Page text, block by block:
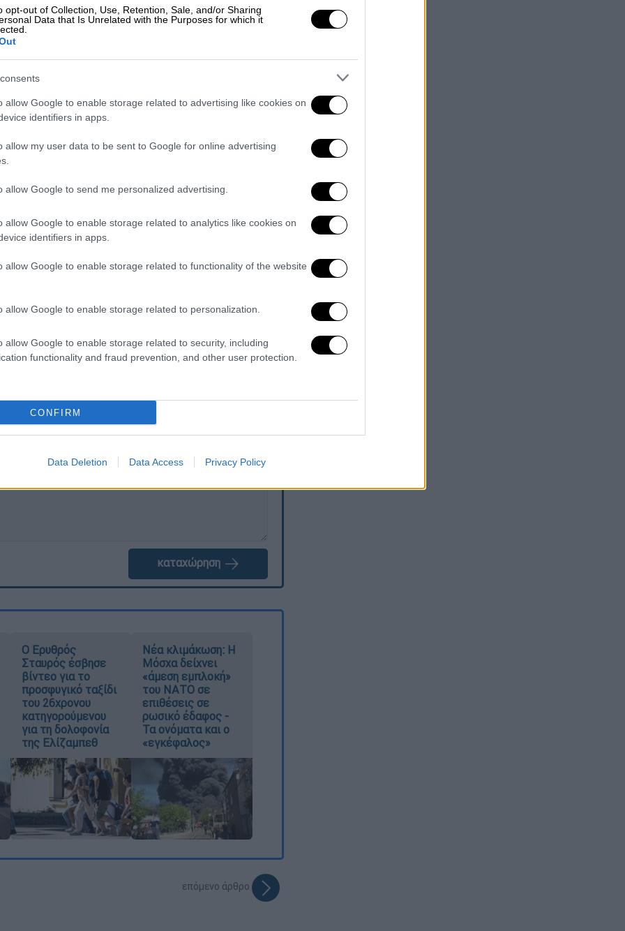
opt-out of Collection, Use, Retention, Sale, and/or Sharing
Data that Is Unrelated with the Purposes for which it
allow Google to enable storage related to advertising like cookies on
identifiers in apps.
allow my user data to be sent to Google for online advertising
allow Google to send me personalized advertising.
allow Google to enable storage related to analytics like cookies on
identifiers in apps.
allow Google to enable storage related to functionality of the website
allow Google to enable storage related to personalization.
allow Google to enable storage related to security, including
functionality and fraud prevention, and other user protection.
CONFIRM
Data Deletion Data Access Privacy Policy
ληξιπρόθεσμες οφειλές - AI και
- Η αινιγματική ανάρτησή του
Ελλήνων γονέων
του Εισαγγελέα προκειμένου να
σε νοσοκομείο Παίδωνγια τη
υπηρεσίες αναμένεται να
ΕΘΝΟΣ θα παρεμβαίνει και τα προσβλητικά σχόλια θα
καταχώρηση
Ο Ερυθρός
Σταυρός έσβησε
βίντεο για το
προσφυγικό ταξίδι
του 26χρονου
κατηγορούμενου
για τη δολοφονία
της Ελίζαμπεθ
Νέα κλιμάκωση: Η
Μόσχα δείχνει
«άμεση εμπλοκή»
του ΝΑΤΟ σε
επιθέσεις σε
ρωσικό έδαφος -
Τα ονόματα και ο
«εγκέφαλος»
επόμενο άρθρο